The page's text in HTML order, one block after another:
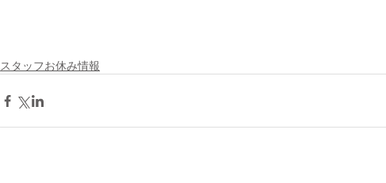
スタッフお休み情報